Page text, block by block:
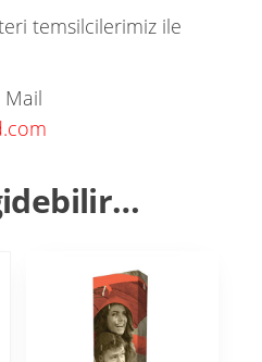
temsilcilerimiz ile
Mail